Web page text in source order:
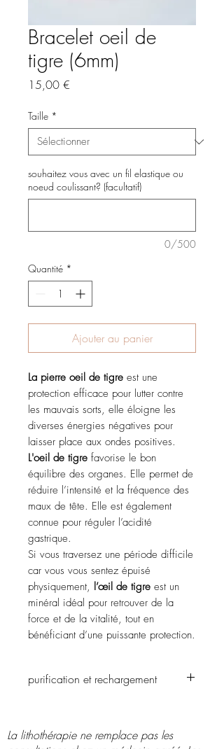
Bracelet oeil de
tigre (6mm)
15,00 €
Taille *
souhaitez vous avec un fil elastique ou
noeud coulissant? (facultatif)
0/500
Quantité *
Ajouter au panier
La pierre oeil de tigre est une
protection efficace pour lutter contre
les mauvais sorts, elle éloigne les
diverses énergies négatives pour
laisser place aux ondes positives.
L'oeil de tigre favorise le bon
équilibre des organes. Elle permet de
réduire l’intensité et la fréquence des
maux de tête. Elle est également
connue pour réguler l’acidité
gastrique.
Si vous traversez une période difficile
car vous vous sentez épuisé
physiquement, l’œil de tigre est un
minéral idéal pour retrouver de la
force et de la vitalité, tout en
bénéficiant d’une puissante protection.
purification et rechargement
jacques ou avec le soleil ou la lune.
La lithothérapie ne remplace pas les